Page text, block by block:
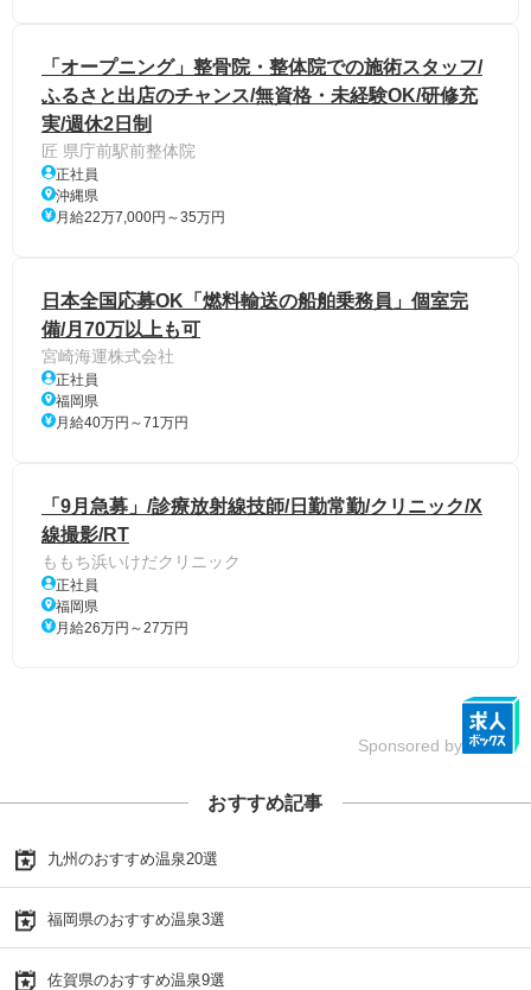
「オープニング」整骨院・整体院での施術スタッフ/
ふるさと出店のチャンス/無資格・未経験OK/研修充
実/週休2日制
匠 県庁前駅前整体院
正社員
沖縄県
月給22万7,000円～35万円
日本全国応募OK「燃料輸送の船舶乗務員」個室完
備/月70万以上も可
宮崎海運株式会社
正社員
福岡県
月給40万円～71万円
「9月急募」/診療放射線技師/日勤常勤/クリニック/X
線撮影/RT
ももち浜いけだクリニック
正社員
福岡県
月給26万円～27万円
Sponsored by
おすすめ記事
九州のおすすめ温泉20選
福岡県のおすすめ温泉3選
佐賀県のおすすめ温泉9選